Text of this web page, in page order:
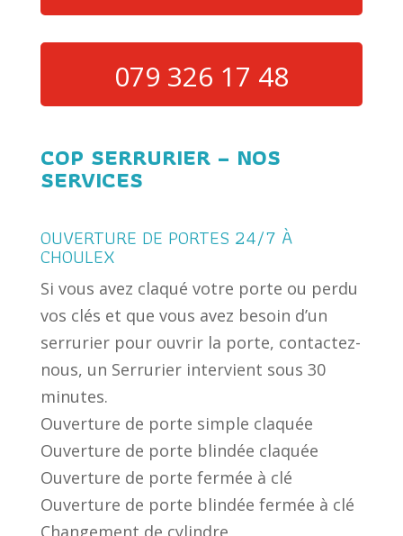
079 326 17 48
COP SERRURIER – NOS
SERVICES
OUVERTURE DE PORTES 24/7 À
CHOULEX
Si vous avez claqué votre porte ou perdu
vos clés et que vous avez besoin d’un
serrurier pour ouvrir la porte, contactez-
nous, un Serrurier intervient sous 30
minutes.
Ouverture de porte simple claquée
Ouverture de porte blindée claquée
Ouverture de porte fermée à clé
Ouverture de porte blindée fermée à clé
Changement de cylindre